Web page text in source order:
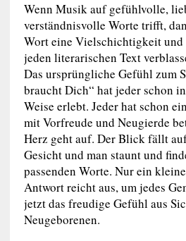
Wenn Musik auf gefühlvolle,
verständnisvolle Worte trifft,
Wort eine Vielschichtigkeit
jeden literarischen Text
Das ursprüngliche Gefühl zum
braucht Dich“ hat jeder schon
Weise erlebt. Jeder hat schon
mit Vorfreude und Neugierde
Herz geht auf. Der Blick fällt
Gesicht und man staunt und
passenden Worte. Nur ein
Antwort reicht aus, um jedes
jetzt das freudige Gefühl aus
Neugeborenen.